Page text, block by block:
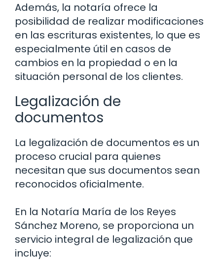
Además, la notaría ofrece la
posibilidad de realizar modificaciones
en las escrituras existentes, lo que es
especialmente útil en casos de
cambios en la propiedad o en la
situación personal de los clientes.
Legalización de
documentos
La legalización de documentos es un
proceso crucial para quienes
necesitan que sus documentos sean
reconocidos oficialmente.
En la Notaría María de los Reyes
Sánchez Moreno, se proporciona un
servicio integral de legalización que
incluye: